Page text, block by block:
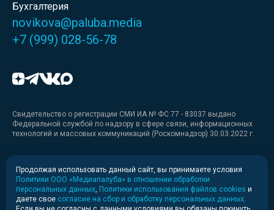
Бухгалтерия
novikova@paluba.media
+7 (999) 028-56-78
Свидетельство о регистрации СМИ ИА № ФС 77 - 83037 выдано
Федеральной службой по надзору в сфере связи, информационных
технологий и массовых коммуникаций (Роскомнадзор) 30.03.2022 г.
Медиакит
Медиакит для печати
Продолжая использовать данный сайт, вы принимаете условия
Политики ООО «Медиапалуба» в отношении обработки
персональных данных Политики использования файлов cookies и
даете свое согласие на сбор и обработку персональных данных